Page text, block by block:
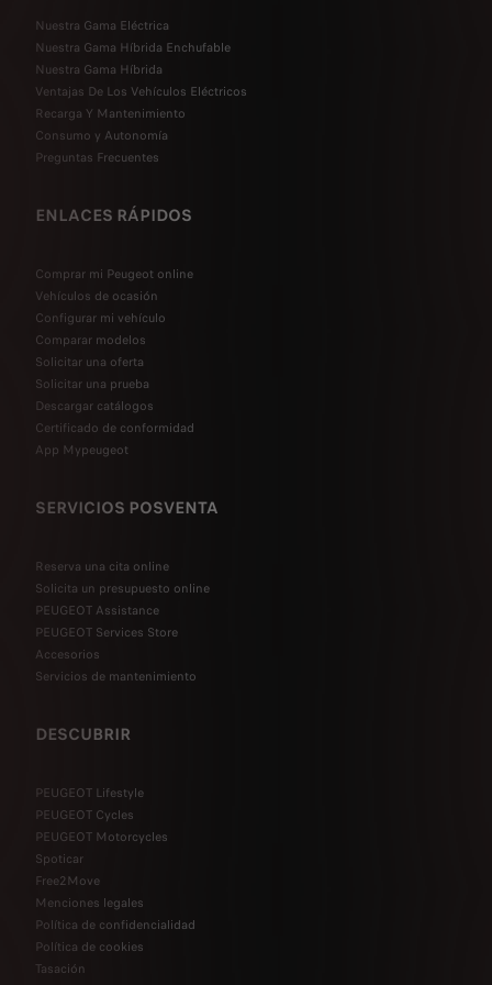
Nuestra Gama Eléctrica
Nuestra Gama Híbrida Enchufable
Nuestra Gama Híbrida
Ventajas De Los Vehículos Eléctricos
Recarga Y Mantenimiento
Consumo y Autonomía
Preguntas Frecuentes
ENLACES RÁPIDOS
Comprar mi Peugeot online
Vehículos de ocasión
Configurar mi vehículo
Comparar modelos
Solicitar una oferta
Solicitar una prueba
Descargar catálogos
Certificado de conformidad
App Mypeugeot
SERVICIOS POSVENTA
Reserva una cita online
Solicita un presupuesto online
PEUGEOT Assistance
PEUGEOT Services Store
Accesorios
Servicios de mantenimiento
DESCUBRIR
PEUGEOT Lifestyle
PEUGEOT Cycles
PEUGEOT Motorcycles
Spoticar
Free2Move
Menciones legales
Política de confidencialidad
Política de cookies
Tasación